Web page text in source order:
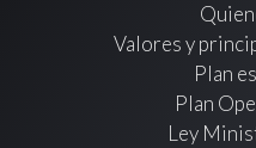
Valores y
Plan
Plan
Ley